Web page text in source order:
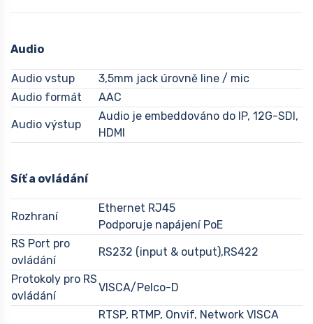
Audio
Audio vstup
3,5mm jack úrovně line / mic
Audio formát
AAC
Audio výstup
Audio je embeddováno do IP, 12G-SDI,
HDMI
Síť a ovládání
Rozhraní
Ethernet RJ45
Podporuje napájení PoE
RS Port pro
ovládání
RS232 (input & output),RS422
Protokoly pro RS
ovládání
VISCA/Pelco-D
RTSP, RTMP, Onvif, Network VISCA